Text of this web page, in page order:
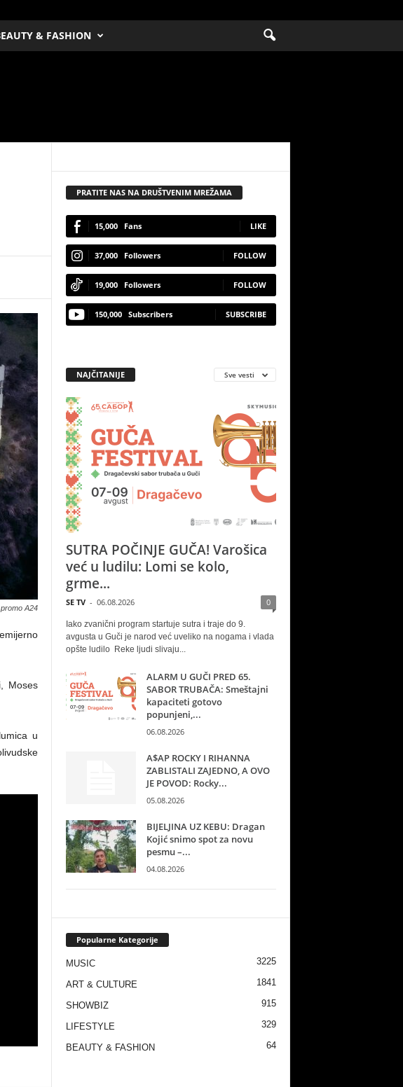
& FASHION
promo A24
Moses
u
PRATITE NAS NA DRUŠTVENIM MREŽAMA
15,000 Fans LIKE
37,000 Followers FOLLOW
19,000 Followers FOLLOW
150,000 Subscribers SUBSCRIBE
NAJČITANIJE Sve vesti
SUTRA POČINJE GUČA! Varošica
već u ludilu: Lomi se kolo,
grme...
SE TV - 06.08.2026 0
Iako zvanični program startuje sutra i traje do 9.
avgusta u Guči je narod već uveliko na nogama i vlada
opšte ludilo Reke ljudi slivaju...
ALARM U GUČI PRED 65.
SABOR TRUBAČA: Smeštajni
kapaciteti gotovo
popunjeni,...
06.08.2026
A$AP ROCKY I RIHANNA
ZABLISTALI ZAJEDNO, A OVO
JE POVOD: Rocky...
05.08.2026
BIJELJINA UZ KEBU: Dragan
Kojić snimo spot za novu
pesmu –...
04.08.2026
Popularne Kategorije
MUSIC 3225
ART & CULTURE 1841
SHOWBIZ 915
LIFESTYLE 329
BEAUTY & FASHION 64